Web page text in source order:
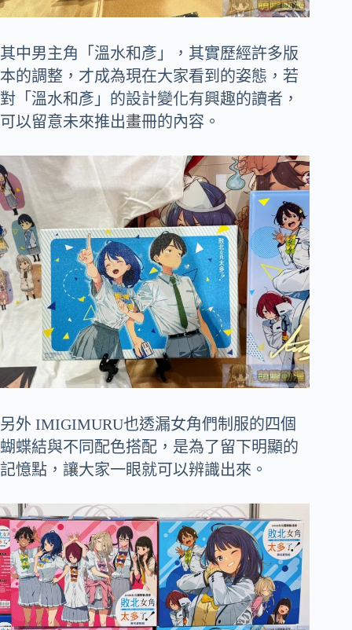
其中男主角「溫水和彥」，其實歷經許多版
本的調整，才成為現在大家看到的姿態，若
對「溫水和彥」的設計變化有興趣的讀者，
可以留意未來推出畫冊的內容。
另外 IMIGIMURU也透漏女角們制服的四個
蝴蝶結與不同配色搭配，是為了留下明顯的
記憶點，讓大家一眼就可以辨識出來。